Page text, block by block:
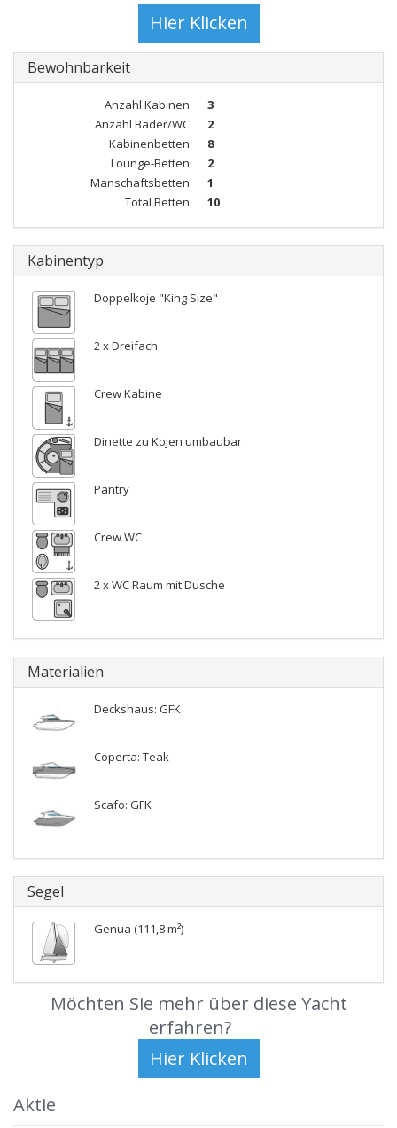
Bewohnbarkeit
Anzahl Kabinen
3
Anzahl Bäder/WC
2
Kabinenbetten
8
Lounge-Betten
2
Manschaftsbetten
1
Total Betten
10
Kabinentyp
Doppelkoje "King Size"
2 x Dreifach
Crew Kabine
Dinette zu Kojen umbaubar
Pantry
Crew WC
2 x WC Raum mit Dusche
Materialien
Deckshaus: GFK
Coperta: Teak
Scafo: GFK
Segel
Genua (111,8 m²)
Möchten Sie mehr über diese Yacht
erfahren?
Aktie